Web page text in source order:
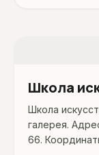
Школа
Школа
галерея.
66.